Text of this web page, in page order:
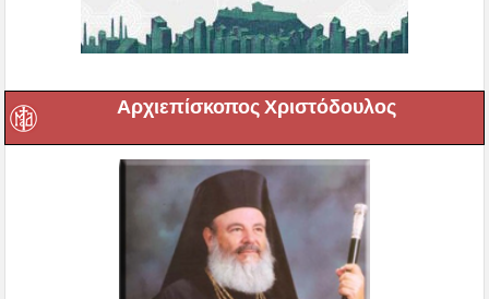
Αρχιεπίσκοπος Χριστόδουλος